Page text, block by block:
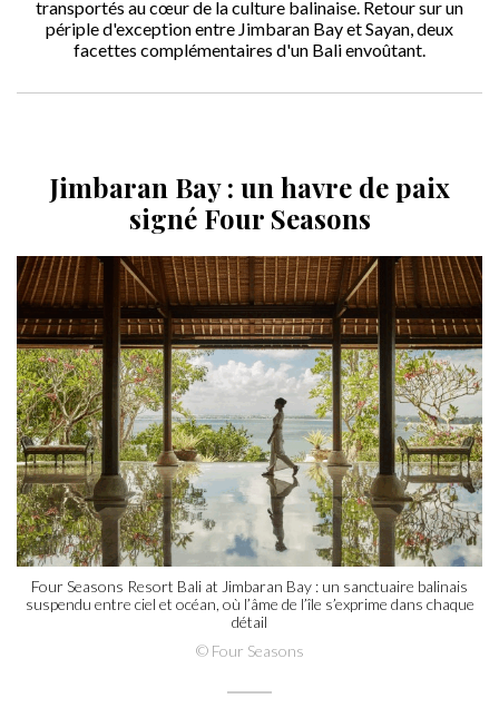
transportés au cœur de la culture balinaise. Retour sur un
périple d'exception entre Jimbaran Bay et Sayan, deux
facettes complémentaires d'un Bali envoûtant.
Jimbaran Bay : un havre de paix
signé Four Seasons
Four Seasons Resort Bali at Jimbaran Bay : un sanctuaire balinais
suspendu entre ciel et océan, où l’âme de l’île s’exprime dans chaque
détail
© Four Seasons